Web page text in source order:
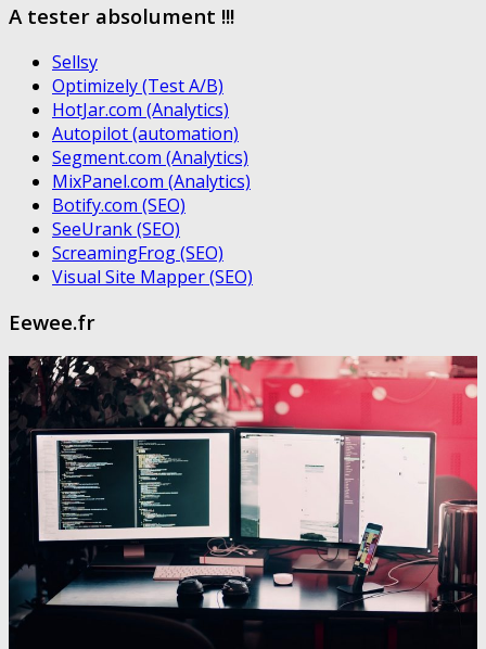
A tester absolument !!!
Sellsy
Optimizely (Test A/B)
HotJar.com (Analytics)
Autopilot (automation)
Segment.com (Analytics)
MixPanel.com (Analytics)
Botify.com (SEO)
SeeUrank (SEO)
ScreamingFrog (SEO)
Visual Site Mapper (SEO)
Eewee.fr